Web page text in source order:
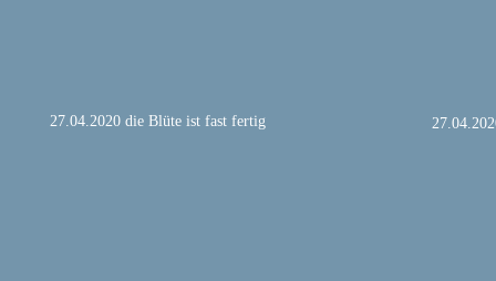
27.04.2020 die Blüte ist fast fertig